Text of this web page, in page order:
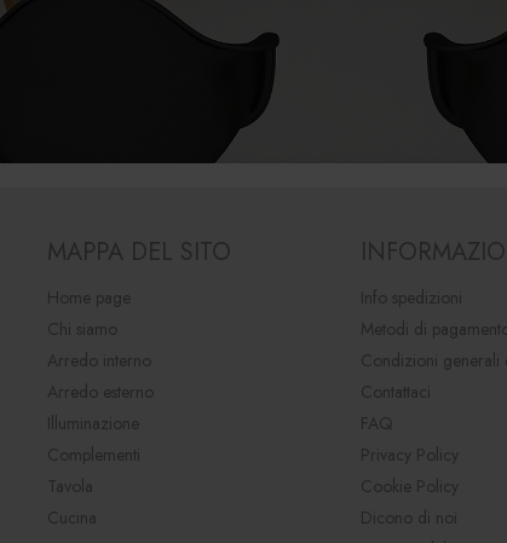
MAPPA DEL SITO
Home page
Chi siamo
Arredo interno
Arredo esterno
Illuminazione
Complementi
Tavola
Cucina
Info spedizioni
Metodi di
Condizioni generali
Contattaci
FAQ
Privacy Policy
Cookie Policy
Dicono di noi